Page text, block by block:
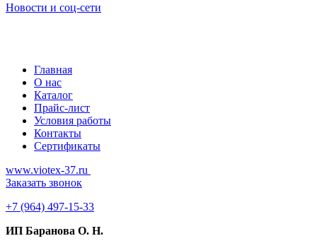
Новости и соц-сети
Главная
О нас
Каталог
Прайс-лист
Условия работы
Контакты
Сертификаты
www.viotex-37.ru
Заказать звонок
+7 (964) 497-15-33
ИП Баранова О. Н.